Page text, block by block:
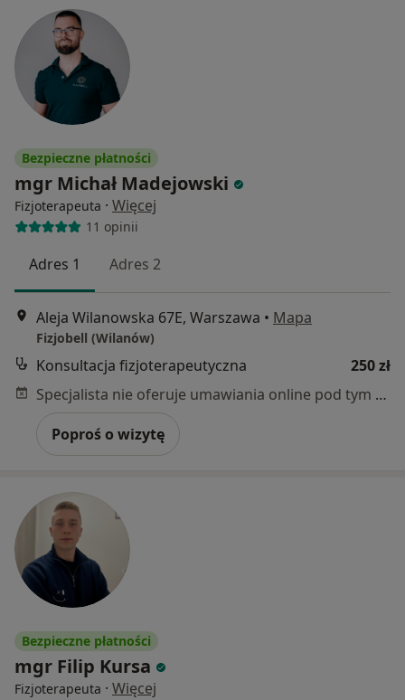
Bezpieczne płatności
mgr Michał Madejowski
Fizjoterapeuta · Więcej
11 opinii
Adres 1 Adres 2
Aleja Wilanowska 67E, Warszawa • Mapa
Fizjobell (Wilanów)
Konsultacja fizjoterapeutyczna
250 zł
Specjalista nie oferuje umawiania online pod tym adresem.
Poproś o wizytę
Bezpieczne płatności
mgr Filip Kursa
Fizjoterapeuta · Więcej